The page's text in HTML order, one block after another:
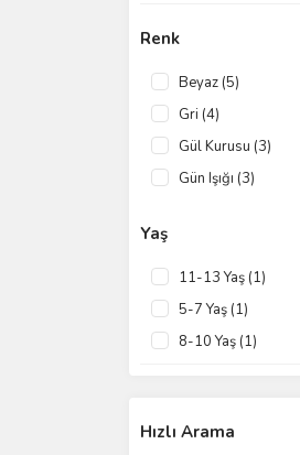
XXXL-6 (9)
Renk
Beyaz (5)
Gri (4)
Gül Kurusu (3)
Gün Işığı (3)
Lila (2)
Okyanus Mavi (2)
Yakut (2)
Mor (1)
Yaş
11-13 Yaş (1)
5-7 Yaş (1)
8-10 Yaş (1)
Hızlı Arama